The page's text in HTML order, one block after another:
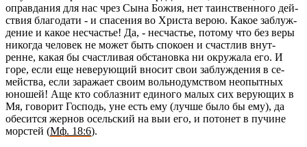
оправ­да­ния для нас чрез Сына Божия, нет та­ин­ствен­но­го дей­
ствия бла­го­да­ти - и спа­се­ния во Хри­ста верою. Какое за­блуж­
де­ние и какое несча­стье! Да, - несча­стье, по­то­му что без веры
ни­ко­гда че­ло­век не может быть спо­ко­ен и счаст­лив внут­
ренне, какая бы счаст­ли­вая об­ста­нов­ка ни окру­жа­ла его. И
горе, если еще неве­ру­ю­щий вно­сит свои за­блуж­де­ния в се­
мей­ства, если за­ра­жа­ет своим воль­но­дум­ством неопыт­ных
юно­шей! Аще кто со­блаз­нит еди­но­го малых сих ве­ру­ю­щих в
Мя, го­во­рит Гос­подь, уне есть ему (лучше было бы ему), да
обе­сит­ся жер­нов осель­ский на выи его, и по­то­нет в пу­чине
мор­стей (Мф. 18:6).